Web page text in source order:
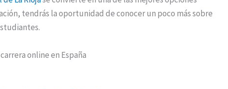
tendrás la oportunidad de conocer un poco más sobre
online en España